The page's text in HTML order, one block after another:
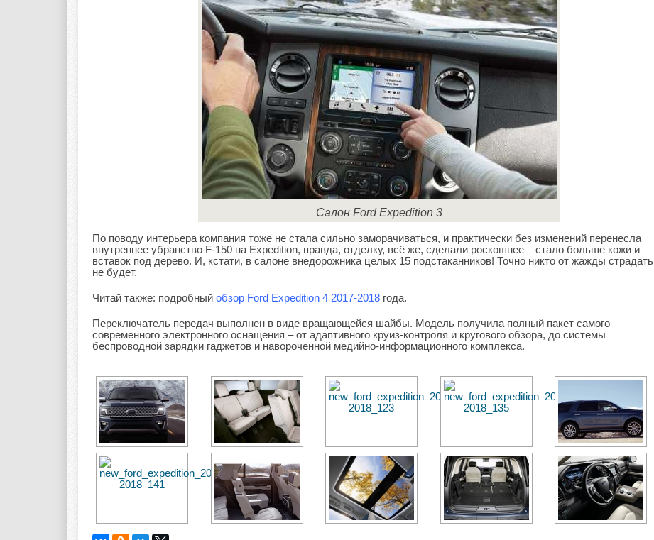
Салон Ford Expedition 3
По поводу интерьера компания тоже не стала сильно заморачиваться, и практически без изменений перенесла
внутреннее убранство F-150 на Expedition, правда, отделку, всё же, сделали роскошнее – стало больше кожи и
вставок под дерево. И, кстати, в салоне внедорожника целых 15 подстаканников! Точно никто от жажды страдать
не будет.
Читай также: подробный обзор Ford Expedition 4 2017-2018 года.
Переключатель передач выполнен в виде вращающейся шайбы. Модель получила полный пакет самого
современного электронного оснащения – от адаптивного круиз-контроля и кругового обзора, до системы
беспроводной зарядки гаджетов и навороченной медийно-информационного комплекса.